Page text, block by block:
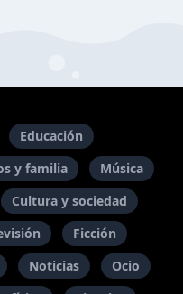
Educación
y familia
Música
Cultura y sociedad
Ficción
Noticias
Ocio